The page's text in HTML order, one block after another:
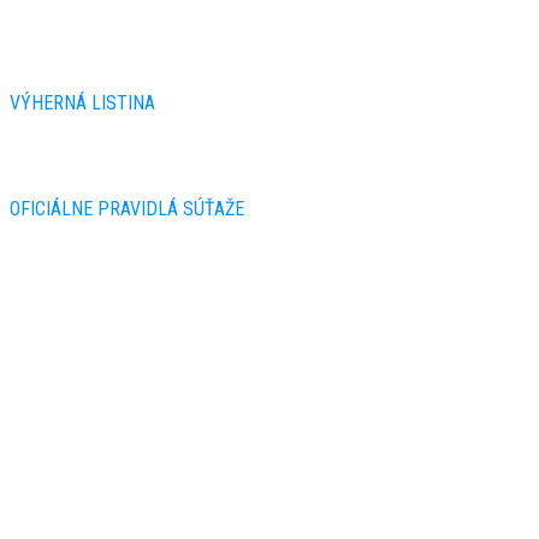
VÝHERNÁ LISTINA
OFICIÁLNE PRAVIDLÁ SÚŤAŽE